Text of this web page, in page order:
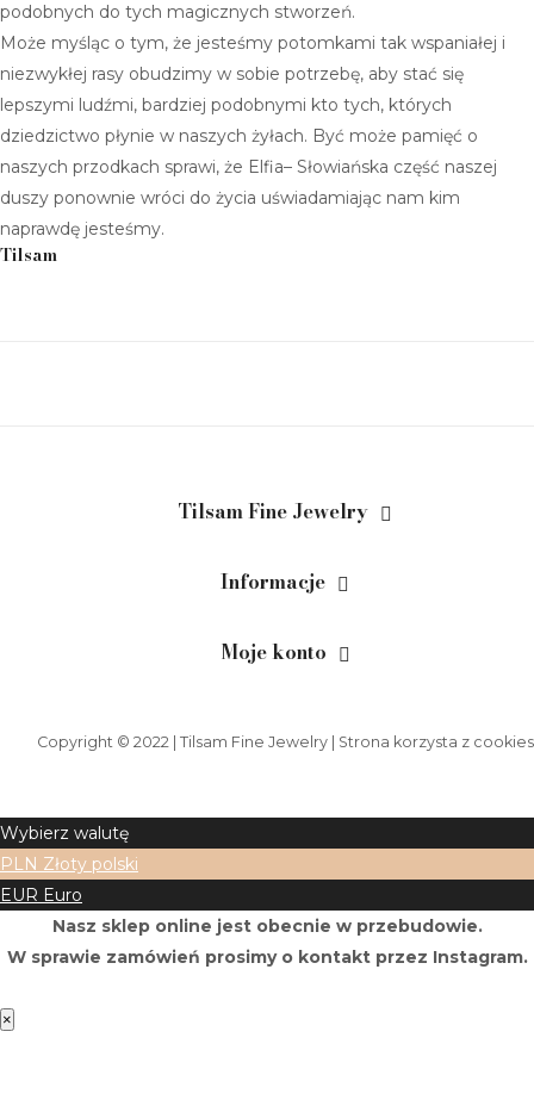
podobnych do tych magicznych stworzeń.
Może myśląc o tym, że jesteśmy potomkami tak wspaniałej i
niezwykłej rasy obudzimy w sobie potrzebę, aby stać się
lepszymi ludźmi, bardziej podobnymi kto tych, których
dziedzictwo płynie w naszych żyłach. Być może pamięć o
naszych przodkach sprawi, że Elfia– Słowiańska część naszej
duszy ponownie wróci do życia uświadamiając nam kim
naprawdę jesteśmy.
Tilsam
Tilsam Fine Jewelry
Informacje
Moje konto
Copyright © 2022 | Tilsam Fine Jewelry | Strona korzysta z cookies
Wybierz walutę
PLN Złoty polski
EUR Euro
Nasz sklep online jest obecnie w przebudowie.
W sprawie zamówień prosimy o kontakt przez Instagram.
×